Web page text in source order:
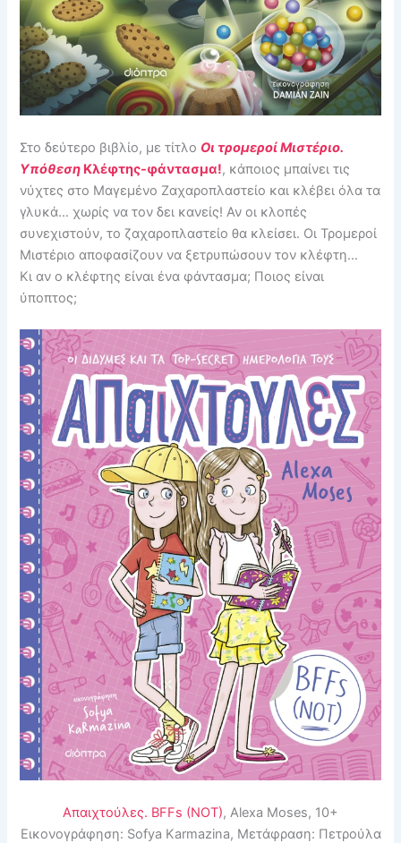
Στο δεύτερο βιβλίο, με τίτλο Οι τρομεροί Μιστέριο.
Υπόθεση Κλέφτης-φάντασμα!, κάποιος μπαίνει τις
νύχτες στο Μαγεμένο Ζαχαροπλαστείο και κλέβει όλα τα
γλυκά… χωρίς να τον δει κανείς! Αν οι κλοπές
συνεχιστούν, το ζαχαροπλαστείο θα κλείσει. Οι Τρομεροί
Μιστέριο αποφασίζουν να ξετρυπώσουν τον κλέφτη…
Κι αν ο κλέφτης είναι ένα φάντασμα; Ποιος είναι
ύποπτος;
Απαιχτούλες. BFFs (NOT), Alexa Moses, 10+
Εικονογράφηση: Sofya Karmazina, Μετάφραση: Πετρούλα